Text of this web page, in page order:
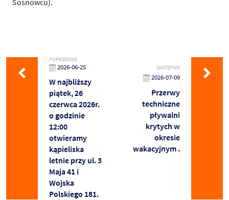
Sosnowcu).
POPRZEDNIE
2026-06-25
W najbliższy
piątek, 26
czerwca 2026r.
o godzinie
12:00
otwieramy
kąpieliska
letnie przy ul. 3
Maja 41 i
Wojska
Polskiego 181.
NASTĘPNIE
2026-07-09
Przerwy
techniczne
pływalni
krytych w
okresie
wakacyjnym .